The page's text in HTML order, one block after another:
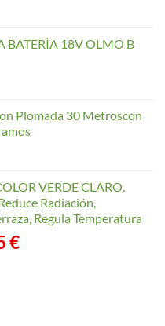
BATERÍA 18V OLMO B
Plomada 30 Metroscon
VERDE CLARO.
Radiación,
Regula Temperatura
€Rango